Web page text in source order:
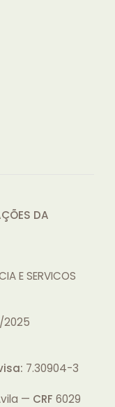
DA
E SERVICOS
7.30904-3
— CRF 6029